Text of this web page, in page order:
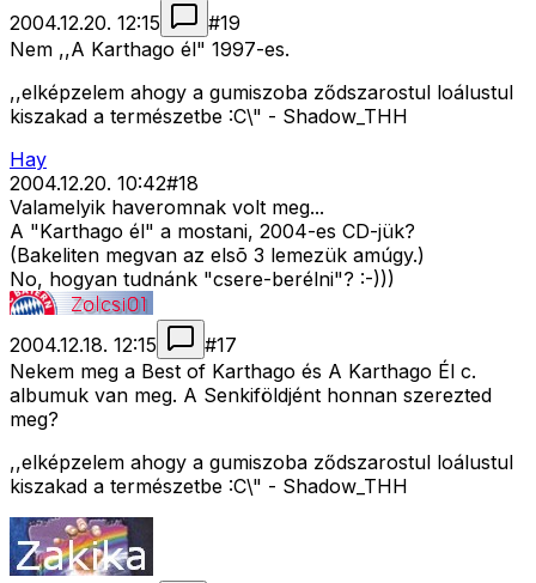
2004.12.20. 12:15 #19
Nem ,,A Karthago él" 1997-es.
,,elképzelem ahogy a gumiszoba ződszarostul loálustul
kiszakad a természetbe :C\" - Shadow_THH
Hay
2004.12.20. 10:42#18
Valamelyik haveromnak volt meg...
A "Karthago él" a mostani, 2004-es CD-jük?
(Bakeliten megvan az elsõ 3 lemezük amúgy.)
No, hogyan tudnánk "csere-berélni"? :-)))
2004.12.18. 12:15 #17
Nekem meg a Best of Karthago és A Karthago Él c.
albumuk van meg. A Senkiföldjént honnan szerezted
meg?
,,elképzelem ahogy a gumiszoba ződszarostul loálustul
kiszakad a természetbe :C\" - Shadow_THH